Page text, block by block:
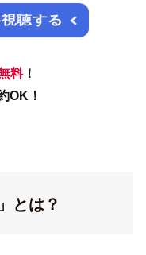
聴する
料！
OK！
とは？